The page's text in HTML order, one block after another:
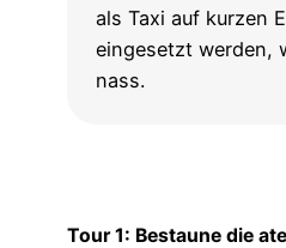
als Taxi auf kurzen
eingesetzt werden,
nass.
Tour 1: Bestaune die